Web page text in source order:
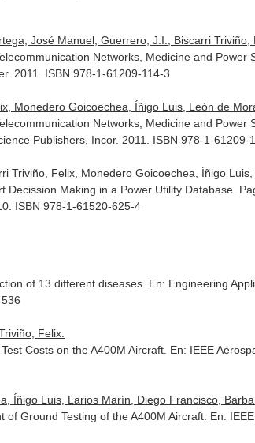
José Manuel, Guerrero, J.I., Biscarri
Networks, Medicine and Power
2011. ISBN 978-1-61209-114-3
Monedero Goicoechea, Íñigo Luis, León de
Networks, Medicine and Power
Publishers, Incor. 2011. ISBN 978-1-61209-
Triviño, Felix, Monedero Goicoechea, Íñigo
Decission Making in a Power Utility Database.
ISBN 978-1-61520-625-4
of 13 different diseases. En: Engineering
Felix:
Costs on the A400M Aircraft. En: IEEE
Íñigo Luis, Larios Marín, Diego Francisco,
Ground Testing of the A400M Aircraft. En: